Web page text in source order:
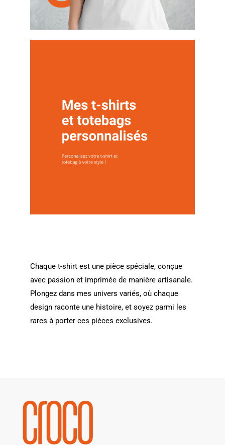
Chaque t-shirt est une pièce spéciale, conçue
avec passion et imprimée de manière artisanale.
Plongez dans mes univers variés, où chaque
design raconte une histoire, et soyez parmi les
rares à porter ces pièces exclusives.